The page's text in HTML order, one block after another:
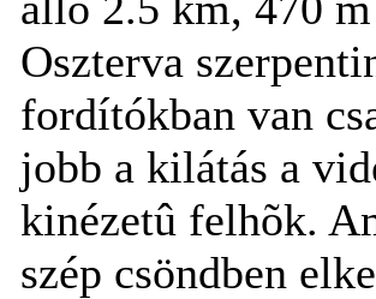
Oszterva
fordítókban van
jobb a kilátás a
kinézetû felhõk.
szép csöndben